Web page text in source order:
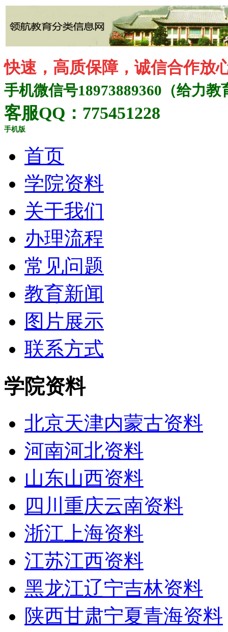
快速，高质保障，诚信合作放
手机微信号18973889360（给力教
客服QQ：775451228
手机版
首页
学院资料
关于我们
办理流程
常见问题
教育新闻
图片展示
联系方式
学院资料
北京天津内蒙古资料
河南河北资料
山东山西资料
四川重庆云南资料
浙江上海资料
江苏江西资料
黑龙江辽宁吉林资料
陕西甘肃宁夏青海资料